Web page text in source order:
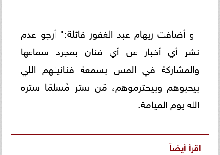
و أضافت ريهام عبد الغفور قائلة:" أرجو عدم
نشر أي أخبار عن أي فنان بمجرد سماعها
والمشاركة في المس بسمعة فنانينهم اللي
بيحبوهم وبيحترموهم، مَن ستر مُسلمًا ستره
الله يوم القيامة.
اقرأ أيضاً